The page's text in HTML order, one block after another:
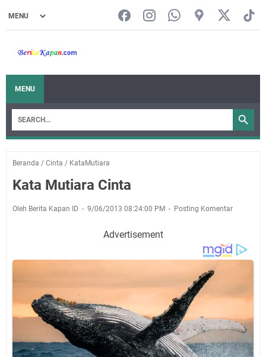
MENU
Beranda / Cinta / KataMutiara
Kata Mutiara Cinta
Oleh Berita Kapan ID 9/06/2013 08:24:00 PM Posting Komentar
Advertisement